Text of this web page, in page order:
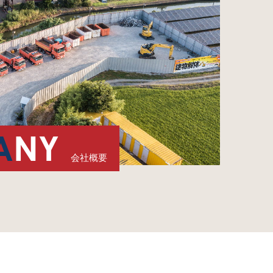
NY 会社概要